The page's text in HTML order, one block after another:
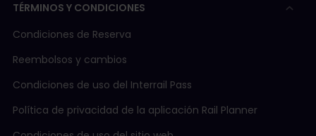
TÉRMINOS Y CONDICIONES
Condiciones de Reserva
Reembolsos y cambios
Condiciones de uso del Interrail Pass
Política de privacidad de la aplicación Rail Planner